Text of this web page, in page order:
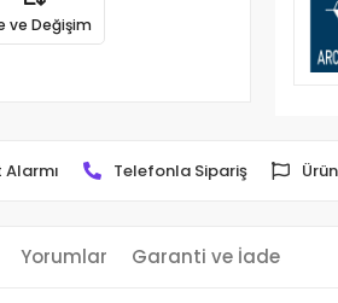
ve Değişim
Alarmı Telefonla Sipariş
Yorumlar Garanti ve İade